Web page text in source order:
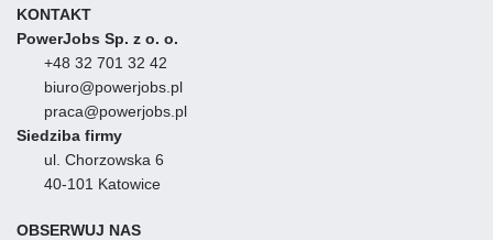
KONTAKT
PowerJobs Sp. z o. o.
+48 32 701 32 42
biuro@powerjobs.pl
praca@powerjobs.pl
Siedziba firmy
ul. Chorzowska 6
40-101 Katowice
OBSERWUJ NAS